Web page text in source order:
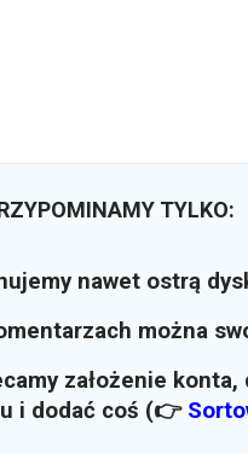
TYLKO:
nawet ostrą
można
założenie
i dodać coś (👉